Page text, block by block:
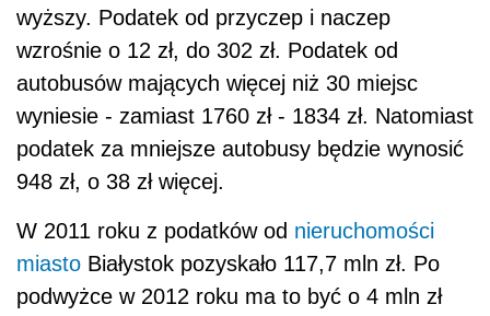
wyższy. Podatek od przyczep i naczep
wzrośnie o 12 zł, do 302 zł. Podatek od
autobusów mających więcej niż 30 miejsc
wyniesie - zamiast 1760 zł - 1834 zł. Natomiast
podatek za mniejsze autobusy będzie wynosić
948 zł, o 38 zł więcej.
W 2011 roku z podatków od nieruchomości
miasto Białystok pozyskało 117,7 mln zł. Po
podwyżce w 2012 roku ma to być o 4 mln zł